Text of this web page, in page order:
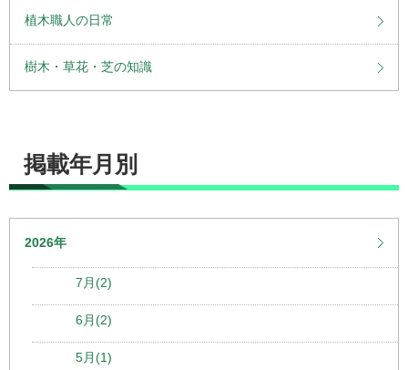
植木職人の日常
樹木・草花・芝の知識
掲載年月別
2026年
7月(2)
6月(2)
5月(1)